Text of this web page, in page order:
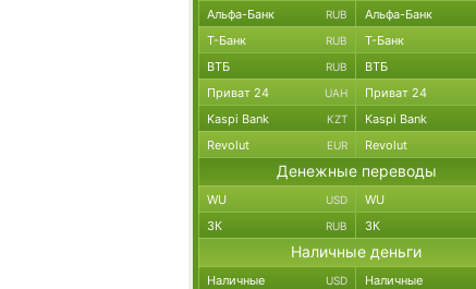
Альфа-Банк RUB Альфа-Банк
Т-Банк RUB Т-Банк
ВТБ RUB ВТБ
Приват 24 UAH Приват 24
Kaspi Bank KZT Kaspi Bank
Revolut EUR Revolut
Денежные переводы
WU USD WU
ЗК RUB ЗК
Наличные деньги
Наличные USD Наличные